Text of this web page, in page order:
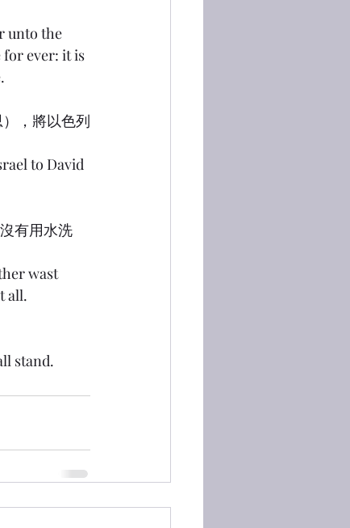
unto the
for ever: it is
，將以色列
to David
有用水洗
wast
all.
stand.